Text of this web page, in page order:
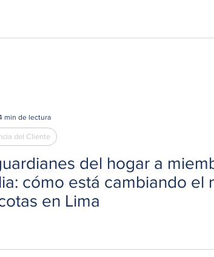
del hogar a
cómo está cambiando el
en Lima
del Cliente
min de lectura